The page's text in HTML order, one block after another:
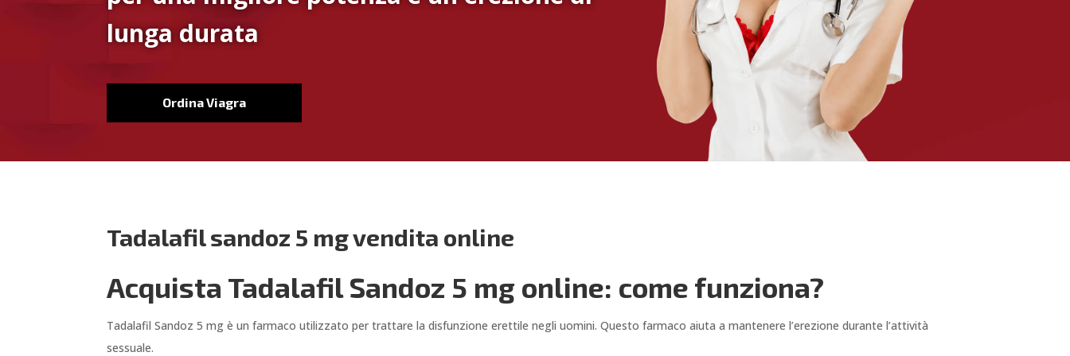
lunga durata
Ordina Viagra
Tadalafil sandoz 5 mg vendita online
Acquista Tadalafil Sandoz 5 mg online: come funziona?
Tadalafil Sandoz 5 mg è un farmaco utilizzato per trattare la disfunzione erettile negli uomini. Questo farmaco aiuta a mantenere l’erezione durante l’attività
sessuale.